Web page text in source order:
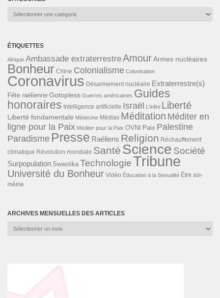
Catégories
ÉTIQUETTES
Afrique Ambassade extraterrestreAmourArmes nucléaires
Bonheur Chine Colonialisme Colonisation
Coronavirus Désarmement nucléaire Extraterrestre(s)
Fête raélienne Gotopless Guerres américaines Guides
honoraires Intelligence artificielle Israël L'infini Liberté
Liberté fondamentale Médecine Médias Méditation Méditer en
ligne pour la Paix Méditer pour la Paix OVNI Paix Palestine
Paradisme Presse Raéliens Religion Réchauffement
climatique Révolution mondiale Santé Science Société
Surpopulation Swastika TechnologieTribune
Université du Bonheur Vidéo Éducation à la Sexualité Être soi-
même
ARCHIVES MENSUELLES DES ARTICLES
Archives